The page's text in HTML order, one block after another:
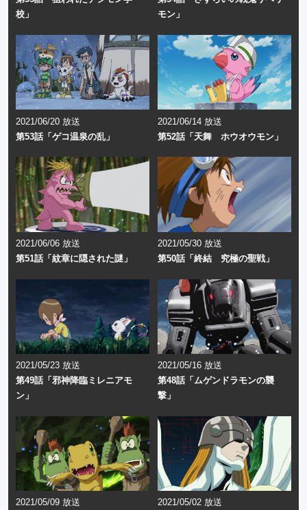
校」
モン」
2021/06/20 放送
第53話「ゲコ温泉の乱」
2021/06/14 放送
第52話「天舞 ホウオウモン」
2021/06/06 放送
第51話「紋章に隠された謎」
2021/05/30 放送
第50話「終結 究極の聖戦」
2021/05/23 放送
第49話「邪神降臨ミレニアモ
ン」
2021/05/16 放送
第48話「ムゲンドラモンの襲
撃」
2021/05/09 放送
2021/05/02 放送